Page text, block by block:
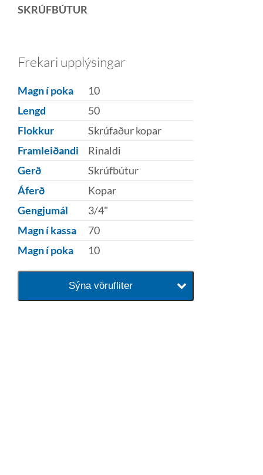
SKRÚFBÚTUR
Frekari upplýsingar
Magn í poka
10
Lengd
50
Flokkur
Skrúfaður kopar
Framleiðandi
Rinaldi
Gerð
Skrúfbútur
Áferð
Kopar
Gengjumál
3/4"
Magn í kassa
70
Magn í poka
10
Sýna vörufliter